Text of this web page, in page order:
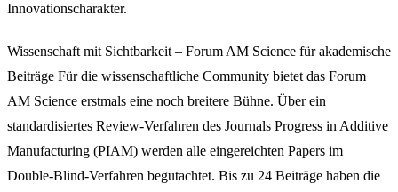
Innovationscharakter.
Wissenschaft mit Sichtbarkeit – Forum AM Science für akademische
Beiträge Für die wissenschaftliche Community bietet das Forum
AM Science erstmals eine noch breitere Bühne. Über ein
standardisiertes Review-Verfahren des Journals Progress in Additive
Manufacturing (PIAM) werden alle eingereichten Papers im
Double-Blind-Verfahren begutachtet. Bis zu 24 Beiträge haben die